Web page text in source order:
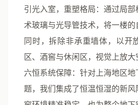
引光入室，重塑格局 ：通过局
术玻璃与光导管技术，将一楼的
同时，拆除非承重墙体，以开
区、酒窖与休闲区，视觉上放大
六恒系统保障：针对上海地区
题，我们集成了恒温恒湿的新